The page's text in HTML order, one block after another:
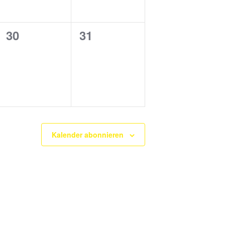
0
30
0
31
Kalender abonnieren